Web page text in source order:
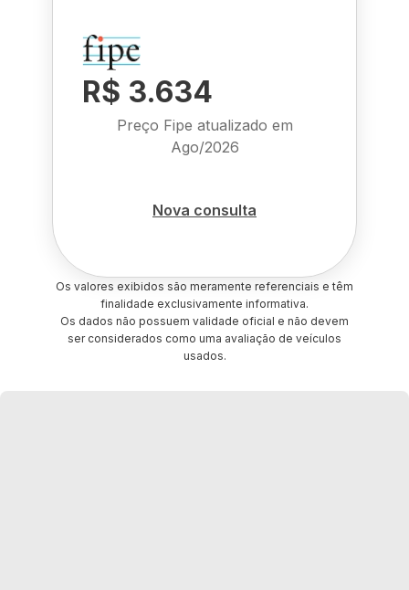
R$ 3.634
Preço Fipe atualizado em
Ago/2026
Nova consulta
Os valores exibidos são meramente referenciais e têm
finalidade exclusivamente informativa.
Os dados não possuem validade oficial e não devem
ser considerados como uma avaliação de veículos
usados.